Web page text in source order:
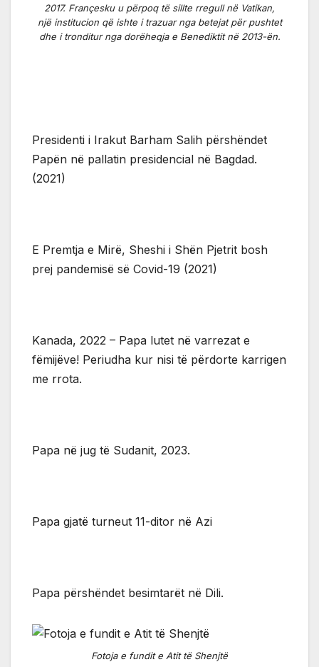
2017. Françesku u përpoq të sillte rregull në Vatikan,
një institucion që ishte i trazuar nga betejat për pushtet
dhe i tronditur nga dorëheqja e Benediktit në 2013-ën.
Presidenti i Irakut Barham Salih përshëndet
Papën në pallatin presidencial në Bagdad.
(2021)
E Premtja e Mirë, Sheshi i Shën Pjetrit bosh
prej pandemisë së Covid-19 (2021)
Kanada, 2022 – Papa lutet në varrezat e
fëmijëve! Periudha kur nisi të përdorte karrigen
me rrota.
Papa në jug të Sudanit, 2023.
Papa gjatë turneut 11-ditor në Azi
Papa përshëndet besimtarët në Dili.
Fotoja e fundit e Atit të Shenjtë